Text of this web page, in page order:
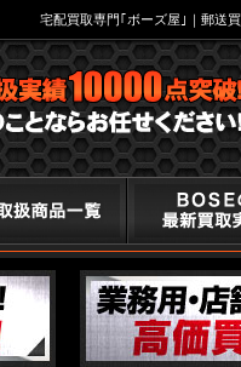
宅配買取専門｢ボーズ屋｣｜郵送